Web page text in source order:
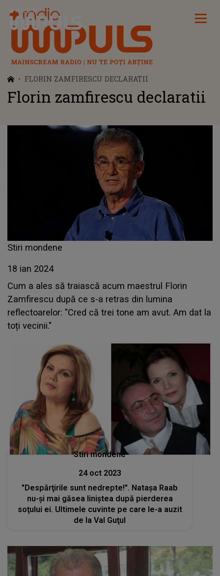
Radio Impuls
FLORIN ZAMFIRESCU DECLARATII
Florin zamfirescu declaratii
Stiri mondene
18 ian 2024
Cum a ales să traiască acum maestrul Florin
Zamfirescu după ce s-a retras din lumina
reflectoarelor: "Cred că trei tone am avut. Am dat la
toți vecinii."
Stiri mondene
24 oct 2023
"Despărţirile sunt nedrepte!". Nataşa Raab
nu-şi mai găsea liniştea după pierderea
soţului ei. Ultimele cuvinte pe care le-a auzit
de la Val Guţul